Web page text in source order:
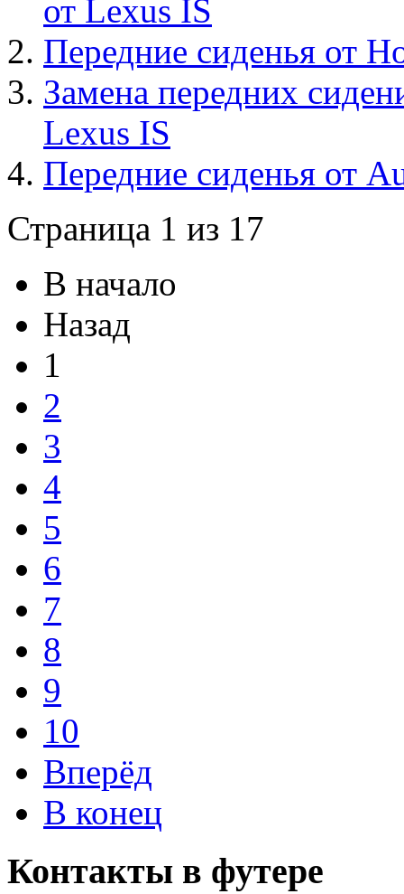
от Lexus IS
Передние сиденья от
Замена передних
Lexus IS
Передние сиденья от
Страница 1 из 17
В начало
Назад
1
2
3
4
5
6
7
8
9
10
Вперёд
В конец
Контакты в футере